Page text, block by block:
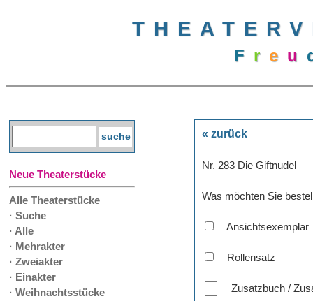
Freu
Neue Theaterstücke
Alle Theaterstücke
· Suche
· Alle
· Mehrakter
· Zweiakter
· Einakter
· Weihnachtsstücke
« zurück
Nr. 283 Die Giftnudel
Was möchten Sie
Ansichtsexemplar
Rollensatz
Zusatzbuch /